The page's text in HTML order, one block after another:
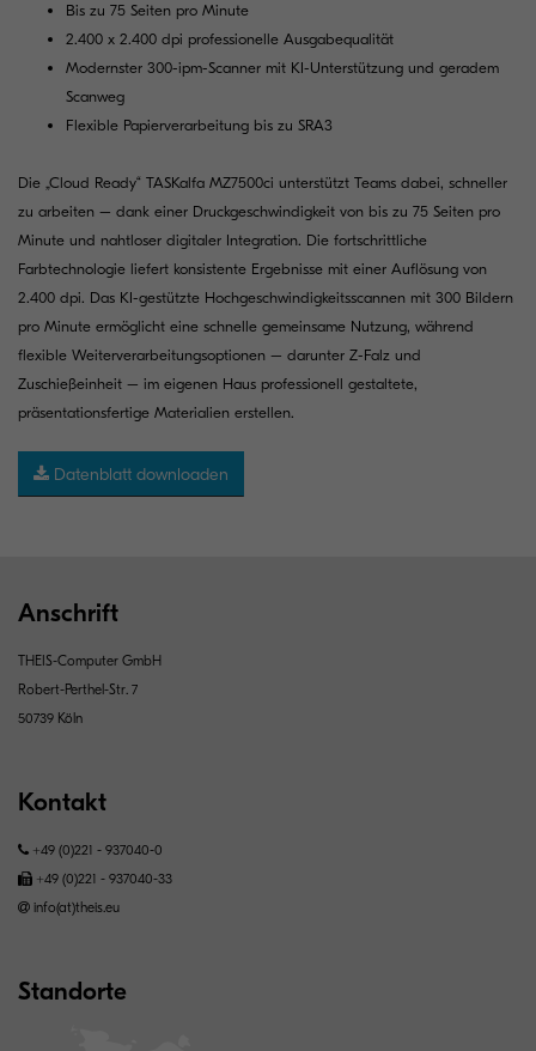
Bis zu 75 Seiten pro Minute
2.400 x 2.400 dpi professionelle Ausgabequalität
Modernster 300-ipm-Scanner mit KI-Unterstützung und geradem
Scanweg
Flexible Papierverarbeitung bis zu SRA3
Die „Cloud Ready“ TASKalfa MZ7500ci unterstützt Teams dabei, schneller
zu arbeiten – dank einer Druckgeschwindigkeit von bis zu 75 Seiten pro
Minute und nahtloser digitaler Integration. Die fortschrittliche
Farbtechnologie liefert konsistente Ergebnisse mit einer Auflösung von
2.400 dpi. Das KI-gestützte Hochgeschwindigkeitsscannen mit 300 Bildern
pro Minute ermöglicht eine schnelle gemeinsame Nutzung, während
flexible Weiterverarbeitungsoptionen – darunter Z-Falz und
Zuschießeinheit – im eigenen Haus professionell gestaltete,
präsentationsfertige Materialien erstellen.
Datenblatt downloaden
Anschrift
THEIS-Computer GmbH
Robert-Perthel-Str. 7
50739 Köln
Kontakt
+49 (0)221 - 937040-0
+49 (0)221 - 937040-33
info(at)theis.eu
Standorte